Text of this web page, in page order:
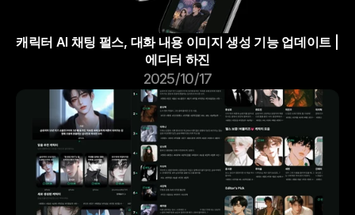
캐릭터 AI 채팅 펄스, 대화 내용 이미지 생성 기능 업데이트 |
에디터 하진
2025/10/17